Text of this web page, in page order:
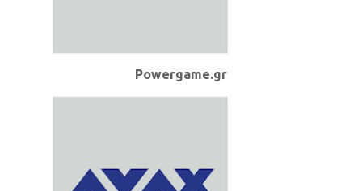
Powergame.gr